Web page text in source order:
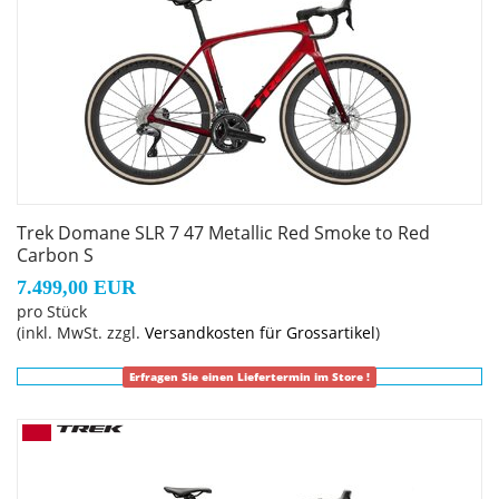
Das Domane mit seiner verborgenen
Zug-/Leitungsführung und der verborgenen
Sattelstützenklemmung zeichnet durch eine noch nie
dagewesene Integration aus.
Geschlecht: Uni
Staufach, konisches Steuerrohr, interne Zugführung, 3S-
Scheibenbremsaufnahme, 142 x12 mm Steckachse
Trek Domane SLR 7 47 Metallic Red Smoke to Red
Carbon S
7.499,00 EUR
pro Stück
(inkl. MwSt. zzgl. Versandkosten für Grossartikel)
Erfragen Sie einen Liefertermin im Store !